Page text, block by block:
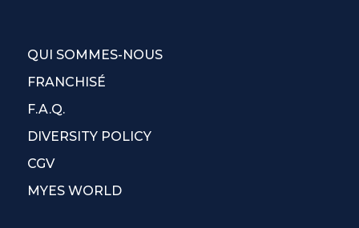
QUI SOMMES-NOUS
FRANCHISÉ
F.A.Q.
DIVERSITY POLICY
CGV
MYES WORLD